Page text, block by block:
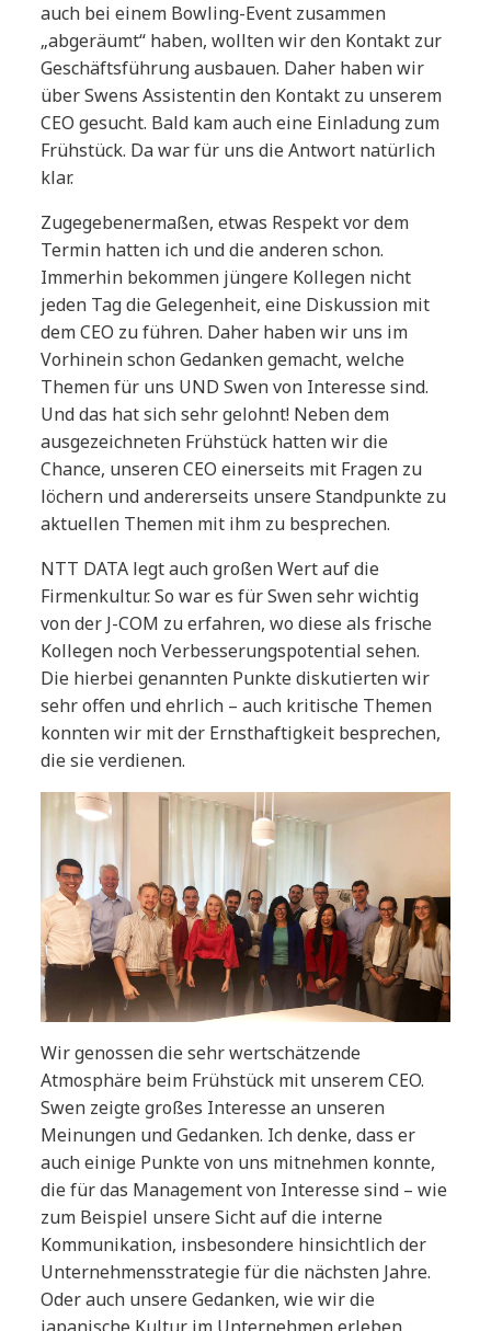
auch bei einem Bowling-Event zusammen
„abgeräumt“ haben, wollten wir den Kontakt zur
Geschäftsführung ausbauen. Daher haben wir
über Swens Assistentin den Kontakt zu unserem
CEO gesucht. Bald kam auch eine Einladung zum
Frühstück. Da war für uns die Antwort natürlich
klar.
Zugegebenermaßen, etwas Respekt vor dem
Termin hatten ich und die anderen schon.
Immerhin bekommen jüngere Kollegen nicht
jeden Tag die Gelegenheit, eine Diskussion mit
dem CEO zu führen. Daher haben wir uns im
Vorhinein schon Gedanken gemacht, welche
Themen für uns UND Swen von Interesse sind.
Und das hat sich sehr gelohnt! Neben dem
ausgezeichneten Frühstück hatten wir die
Chance, unseren CEO einerseits mit Fragen zu
löchern und andererseits unsere Standpunkte zu
aktuellen Themen mit ihm zu besprechen.
NTT DATA legt auch großen Wert auf die
Firmenkultur. So war es für Swen sehr wichtig
von der J-COM zu erfahren, wo diese als frische
Kollegen noch Verbesserungspotential sehen.
Die hierbei genannten Punkte diskutierten wir
sehr offen und ehrlich – auch kritische Themen
konnten wir mit der Ernsthaftigkeit besprechen,
die sie verdienen.
Wir genossen die sehr wertschätzende
Atmosphäre beim Frühstück mit unserem CEO.
Swen zeigte großes Interesse an unseren
Meinungen und Gedanken. Ich denke, dass er
auch einige Punkte von uns mitnehmen konnte,
die für das Management von Interesse sind – wie
zum Beispiel unsere Sicht auf die interne
Kommunikation, insbesondere hinsichtlich der
Unternehmensstrategie für die nächsten Jahre.
Oder auch unsere Gedanken, wie wir die